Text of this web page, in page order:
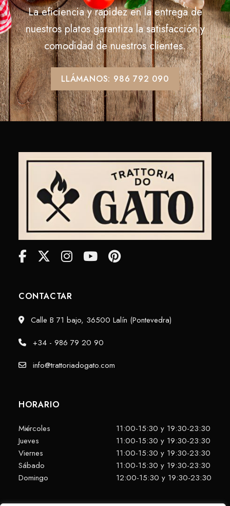
La eficiencia y rapidez en la entrega de
nuestros platos garantiza la satisfacción y
comodidad de nuestros clientes.
LLÁMANOS: 986 792 090
CONTACTAR
Calle B 71 bajo, 36500 Lalín (Pontevedra)
+34 - 986 79 20 90
info@trattoriadogato.com
HORARIO
Miércoles
11:00-15:30 y 19:30-23:30
Jueves
11:00-15:30 y 19:30-23:30
Viernes
11:00-15:30 y 19:30-23:30
Sábado
11:00-15:30 y 19:30-23:30
Domingo
12:00-15:30 y 19:30-23:30